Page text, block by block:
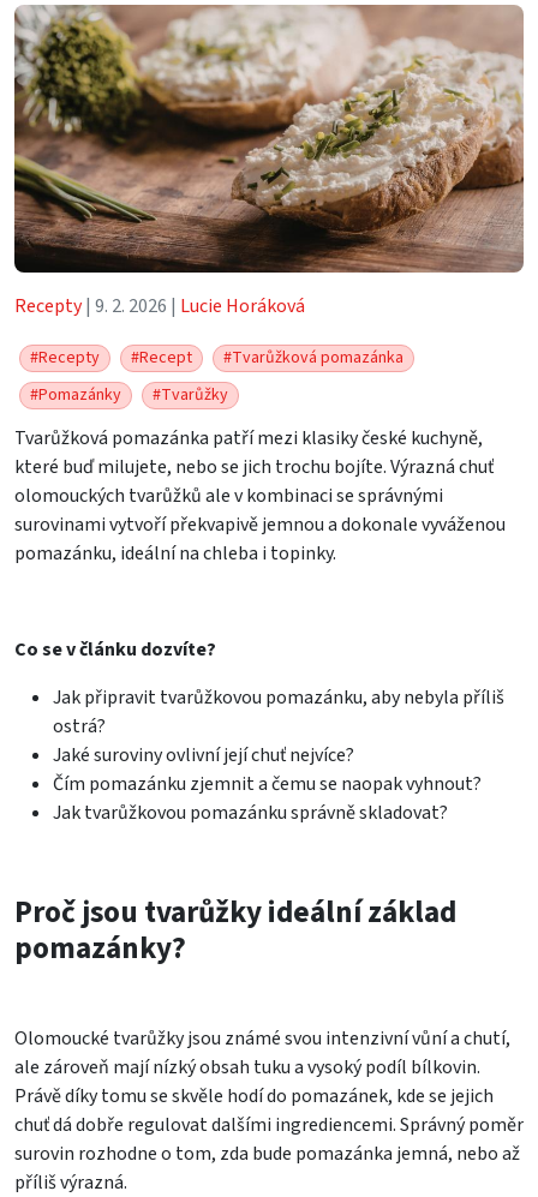
Recepty| 9. 2. 2026 | Lucie Horáková
#Recepty #Recept
#Tvarůžková pomazánka
#Pomazánky
#Tvarůžky
Tvarůžková pomazánka patří mezi klasiky české kuchyně,
které buď milujete, nebo se jich trochu bojíte. Výrazná chuť
olomouckých tvarůžků ale v kombinaci se správnými
surovinami vytvoří překvapivě jemnou a dokonale vyváženou
pomazánku, ideální na chleba i topinky.
Co se v článku dozvíte?
Jak připravit tvarůžkovou pomazánku, aby nebyla příliš
ostrá?
Jaké suroviny ovlivní její chuť nejvíce?
Čím pomazánku zjemnit a čemu se naopak vyhnout?
Jak tvarůžkovou pomazánku správně skladovat?
Proč jsou tvarůžky ideální základ
pomazánky?
Olomoucké tvarůžky jsou známé svou intenzivní vůní a chutí,
ale zároveň mají nízký obsah tuku a vysoký podíl bílkovin.
Právě díky tomu se skvěle hodí do pomazánek, kde se jejich
chuť dá dobře regulovat dalšími ingrediencemi. Správný poměr
surovin rozhodne o tom, zda bude pomazánka jemná, nebo až
příliš výrazná.